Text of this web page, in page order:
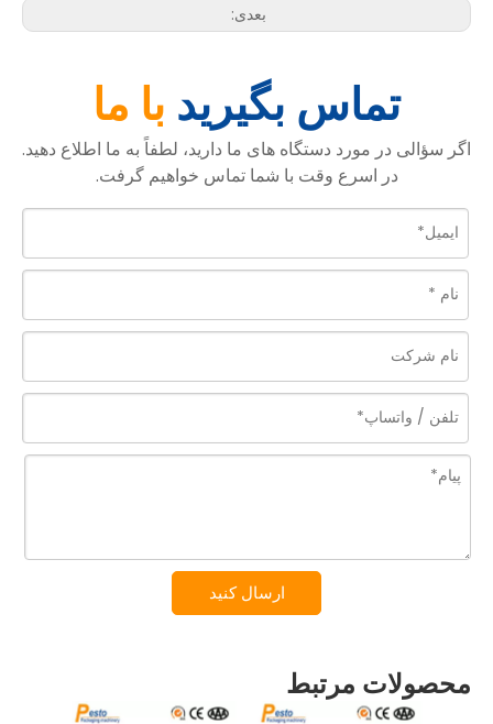
بعدی:
تماس بگیرید با ما
اگر سؤالی در مورد دستگاه های ما دارید، لطفاً به ما اطلاع دهید.
در اسرع وقت با شما تماس خواهیم گرفت.
ارسال کنید
محصولات مرتبط